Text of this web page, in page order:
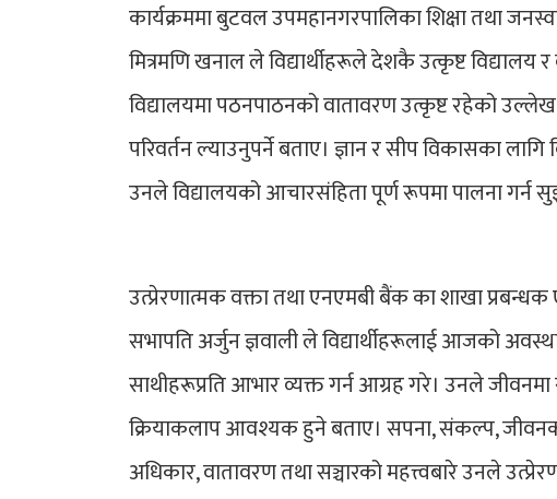
कार्यक्रममा बुटवल उपमहानगरपालिका शिक्षा तथा
मित्रमणि खनाल ले विद्यार्थीहरूले देशकै उत्कृष्ट
विद्यालयमा पठनपाठनको वातावरण उत्कृष्ट रहेको
परिवर्तन ल्याउनुपर्ने बताए। ज्ञान र सीप विकासका
उनले विद्यालयको आचारसंहिता पूर्ण रूपमा पालना गर्न
उत्प्रेरणात्मक वक्ता तथा एनएमबी बैंक का शाखा
सभापति अर्जुन ज्ञवाली ले विद्यार्थीहरूलाई आजको
साथीहरूप्रति आभार व्यक्त गर्न आग्रह गरे। उनले
क्रियाकलाप आवश्यक हुने बताए। सपना, संकल्प,
अधिकार, वातावरण तथा सञ्चारको महत्त्वबारे उनले